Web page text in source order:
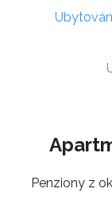
Penziony z